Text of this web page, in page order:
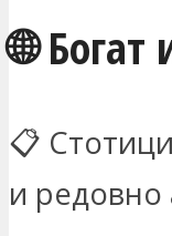
🌐 Богат
📋
и